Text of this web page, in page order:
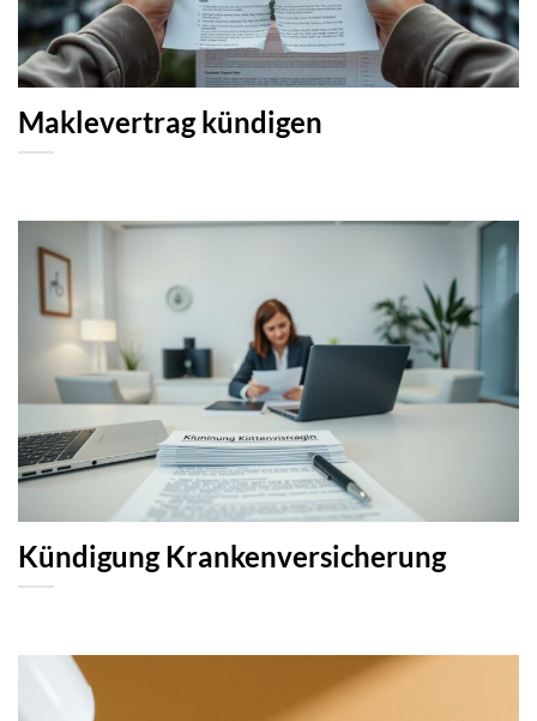
Maklevertrag kündigen
Kündigung Krankenversicherung